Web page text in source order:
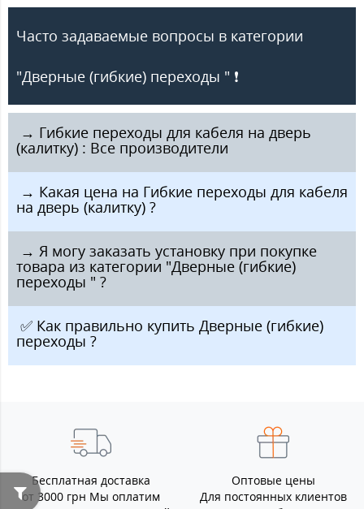
Часто задаваемые вопросы в категории
"Дверные (гибкие) переходы " ❗️
️ → Гибкие переходы для кабеля на дверь
(калитку) : Все производители
️ → Какая цена на Гибкие переходы для кабеля
на дверь (калитку) ?
️ → Я могу заказать установку при покупке
товара из категории "Дверные (гибкие)
переходы " ?
️ ✅ Как правильно купить Дверные (гибкие)
переходы ?
Бесплатная доставка
от 3000 грн Мы оплатим
Оптовые цены
Для постоянных клиентов